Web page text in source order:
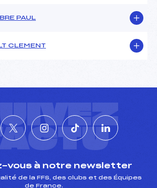
C
PAUL
CLEMENT
vous à notre newsletter
de la FFS, des clubs et des Équipes
de France.